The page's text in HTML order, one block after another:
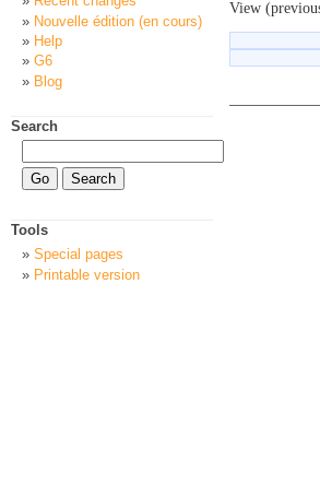
View
Nouvelle édition (en cours)
Help
G6
Blog
Search
Tools
Special pages
Printable version